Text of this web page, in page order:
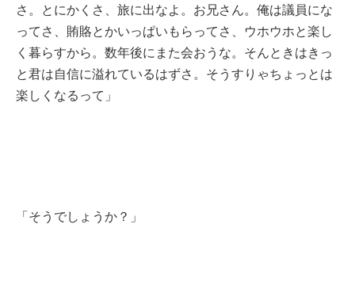
さ。とにかくさ、旅に出なよ。お兄さん。俺は議員にな
ってさ、賄賂とかいっぱいもらってさ、ウホウホと楽し
く暮らすから。数年後にまた会おうな。そんときはきっ
と君は自信に溢れているはずさ。そうすりゃちょっとは
楽しくなるって」
「そうでしょうか？」